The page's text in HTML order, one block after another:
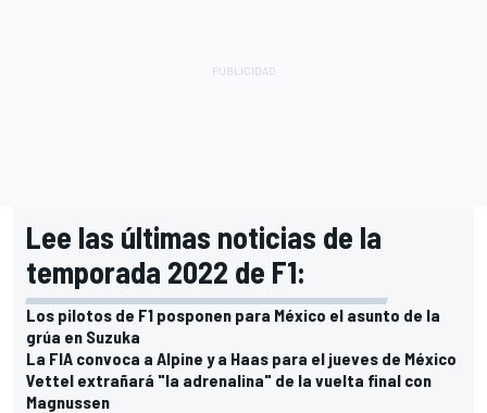
Lee las últimas noticias de la
temporada 2022 de F1:
Los pilotos de F1 posponen para México el asunto de la
grúa en Suzuka
La FIA convoca a Alpine y a Haas para el jueves de México
Vettel extrañará "la adrenalina" de la vuelta final con
Magnussen